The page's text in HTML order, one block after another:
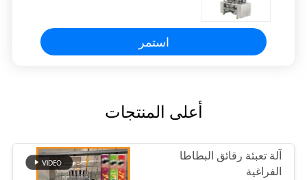
استمر
أعلى المنتجات
آلة تعبئة رقائق البطاطا
الفراغية